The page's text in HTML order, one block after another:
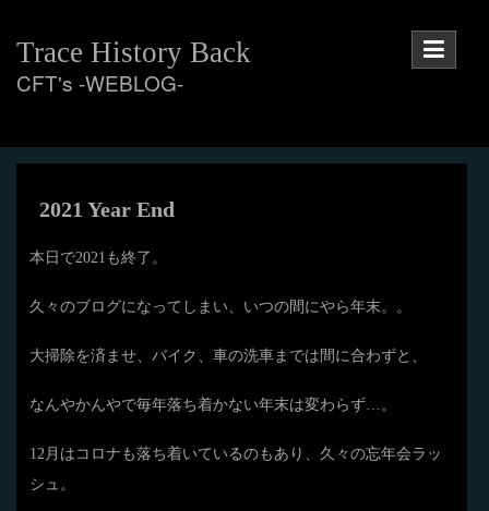
content
Trace History Back
CFT's -WEBLOG-
2021 Year End
本日で2021も終了。
久々のブログになってしまい、いつの間にやら年末。。
大掃除を済ませ、バイク、車の洗車までは間に合わずと、
なんやかんやで毎年落ち着かない年末は変わらず…。
12月はコロナも落ち着いているのもあり、久々の忘年会ラッ
シュ。